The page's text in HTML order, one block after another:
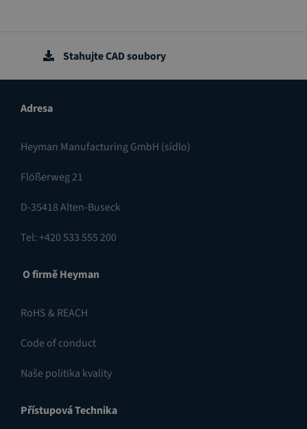
Stahujte CAD soubory
Adresa
Heyman Manufacturing GmbH (sídlo)
Flößerweg 21
D-35418 Alten-Buseck
Tel: +420 533 555 200
O firmě Heyman
RoHS & REACH
Code of conduct
Naše politika kvality
Přístupová Technika